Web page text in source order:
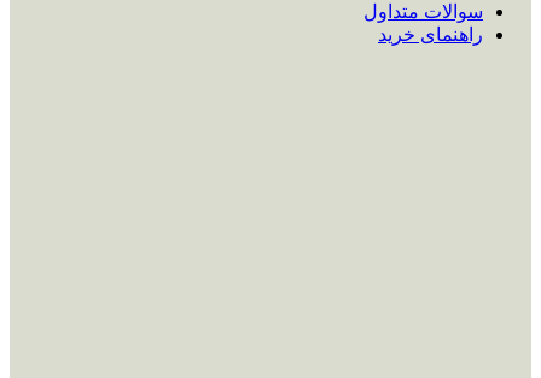
سوالات متداول
راهنمای خرید